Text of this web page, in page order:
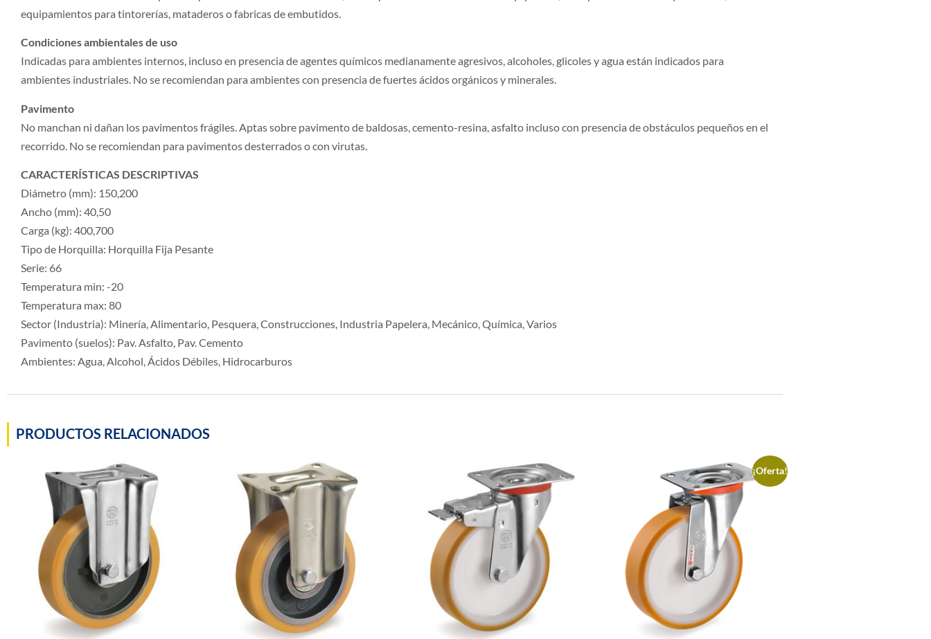
equipamientos para tintorerías, mataderos o fabricas de embutidos.
Condiciones ambientales de uso
Indicadas para ambientes internos, incluso en presencia de agentes químicos medianamente agresivos, alcoholes, glicoles y agua están indicados para
ambientes industriales. No se recomiendan para ambientes con presencia de fuertes ácidos orgánicos y minerales.
Pavimento
No manchan ni dañan los pavimentos frágiles. Aptas sobre pavimento de baldosas, cemento-resina, asfalto incluso con presencia de obstáculos pequeños en el
recorrido. No se recomiendan para pavimentos desterrados o con virutas.
CARACTERÍSTICAS DESCRIPTIVAS
Diámetro (mm): 150,200
Ancho (mm): 40,50
Carga (kg): 400,700
Tipo de Horquilla: Horquilla Fija Pesante
Serie: 66
Temperatura min: -20
Temperatura max: 80
Sector (Industria): Minería, Alimentario, Pesquera, Construcciones, Industria Papelera, Mecánico, Química, Varios
Pavimento (suelos): Pav. Asfalto, Pav. Cemento
Ambientes: Agua, Alcohol, Ácidos Débiles, Hidrocarburos
PRODUCTOS RELACIONADOS
¡Oferta!